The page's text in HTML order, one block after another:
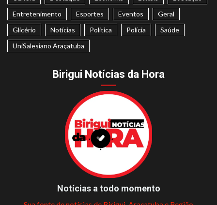
Entretenimento
Esportes Eventos
Geral
Glicério
Notícias Politica Polícia
Saúde
UniSalesiano Araçatuba
Birigui Notícias da Hora
Notícias a todo momento